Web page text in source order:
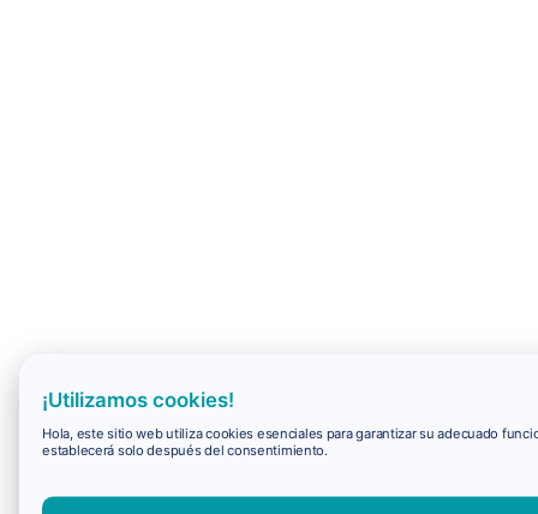
¡Utilizamos cookies!
Hola, este sitio web utiliza cookies esenciales para garantizar su adecuado
establecerá solo después del consentimiento.